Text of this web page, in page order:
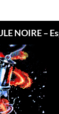
NOIRE –